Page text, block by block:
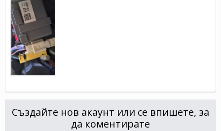
Създайте нов акаунт или се впишете, за
да коментирате